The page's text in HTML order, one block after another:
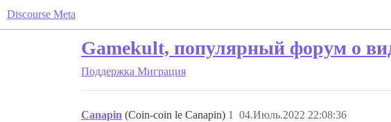
Discourse Meta
Gamekult, популярный форум о
Поддержка Миграция
Canapin (Coin-coin le Canapin) 04.Июль.2022 22:08:36
1